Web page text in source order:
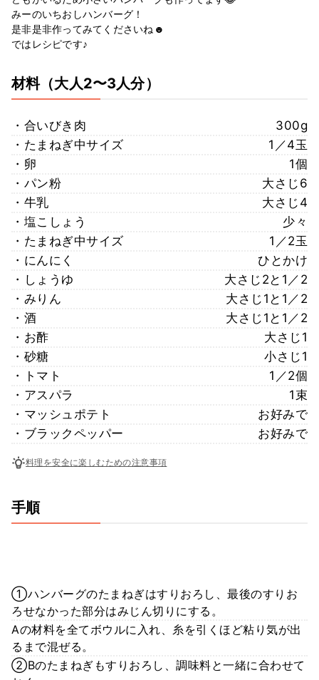
みーのいちおしハンバーグ！
是非是非作ってみてくださいね☻
ではレシピです♪
材料（大人2〜3人分）
・合いびき肉
300g
・たまねぎ中サイズ
1／4玉
・卵
1個
・パン粉
大さじ6
・牛乳
大さじ4
・塩こしょう
少々
・たまねぎ中サイズ
1／2玉
・にんにく
ひとかけ
・しょうゆ
大さじ2と1／2
・みりん
大さじ1と1／2
・酒
大さじ1と1／2
・お酢
大さじ1
・砂糖
小さじ1
・トマト
1／2個
・アスパラ
1束
・マッシュポテト
お好みで
・ブラックペッパー
お好みで
料理を安全に楽しむための注意事項
手順
①ハンバーグのたまねぎはすりおろし、最後のすりお
ろせなかった部分はみじん切りにする。
Aの材料を全てボウルに入れ、糸を引くほど粘り気が出
るまで混ぜる。
②Bのたまねぎもすりおろし、調味料と一緒に合わせて